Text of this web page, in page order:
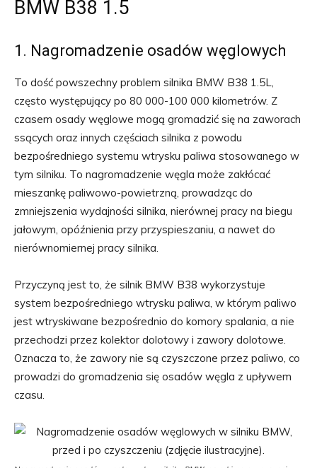
BMW B38 1.5
1. Nagromadzenie osadów węglowych
To dość powszechny problem silnika BMW B38 1.5L,
często występujący po 80 000-100 000 kilometrów. Z
czasem osady węglowe mogą gromadzić się na zaworach
ssących oraz innych częściach silnika z powodu
bezpośredniego systemu wtrysku paliwa stosowanego w
tym silniku. To nagromadzenie węgla może zakłócać
mieszankę paliwowo-powietrzną, prowadząc do
zmniejszenia wydajności silnika, nierównej pracy na biegu
jałowym, opóźnienia przy przyspieszaniu, a nawet do
nierównomiernej pracy silnika.
Przyczyną jest to, że silnik BMW B38 wykorzystuje
system bezpośredniego wtrysku paliwa, w którym paliwo
jest wtryskiwane bezpośrednio do komory spalania, a nie
przechodzi przez kolektor dolotowy i zawory dolotowe.
Oznacza to, że zawory nie są czyszczone przez paliwo, co
prowadzi do gromadzenia się osadów węgla z upływem
czasu.